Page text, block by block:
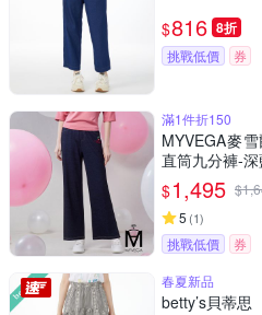
$816 8折
挑戰低價 券
滿1件折150
MYVEGA麥
直筒九分褲-
$1,495 $
5 (1)
挑戰低價
券
春夏新品
betty’s貝蒂